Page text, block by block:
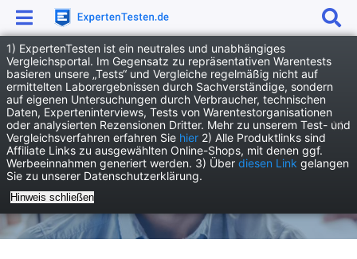
1) ExpertenTesten ist ein neutrales und unabhängiges
Vergleichsportal. Im Gegensatz zu repräsentativen Warentests
basieren unsere „Tests“ und Vergleiche regelmäßig nicht auf
ermittelten Laborergebnissen durch Sachverständige, sondern
auf eigenen Untersuchungen durch Verbraucher, technischen
Daten, Experteninterviews, Tests von Warentestorganisationen
oder analysierten Rezensionen Dritter. Mehr zu unserem Test- und
Vergleichsverfahren erfahren Sie hier 2) Alle Produktlinks sind
Affiliate Links zu ausgewählten Online-Shops, mit denen ggf.
Werbeeinnahmen generiert werden. 3) Über diesen Link gelangen
Sie zu unserer Datenschutzerklärung.
Hinweis schließen